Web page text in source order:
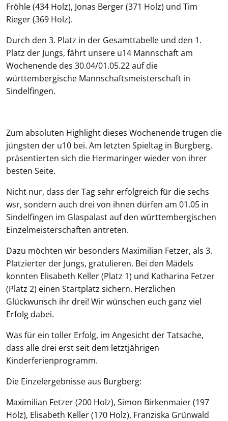
Fröhle (434 Holz), Jonas Berger (371 Holz) und Tim
Rieger (369 Holz).
Durch den 3. Platz in der Gesamttabelle und den 1.
Platz der Jungs, fährt unsere u14 Mannschaft am
Wochenende des 30.04/01.05.22 auf die
württembergische Mannschaftsmeisterschaft in
Sindelfingen.
Zum absoluten Highlight dieses Wochenende trugen die
jüngsten der u10 bei. Am letzten Spieltag in Burgberg,
präsentierten sich die Hermaringer wieder von ihrer
besten Seite.
Nicht nur, dass der Tag sehr erfolgreich für die sechs
wsr, sondern auch drei von ihnen dürfen am 01.05 in
Sindelfingen im Glaspalast auf den württembergischen
Einzelmeisterschaften antreten.
Dazu möchten wir besonders Maximilian Fetzer, als 3.
Platzierter der Jungs, gratulieren. Bei den Mädels
konnten Elisabeth Keller (Platz 1) und Katharina Fetzer
(Platz 2) einen Startplatz sichern. Herzlichen
Glückwunsch ihr drei! Wir wünschen euch ganz viel
Erfolg dabei.
Was für ein toller Erfolg, im Angesicht der Tatsache,
dass alle drei erst seit dem letztjährigen
Kinderferienprogramm.
Die Einzelergebnisse aus Burgberg:
Maximilian Fetzer (200 Holz), Simon Birkenmaier (197
Holz), Elisabeth Keller (170 Holz), Franziska Grünwald